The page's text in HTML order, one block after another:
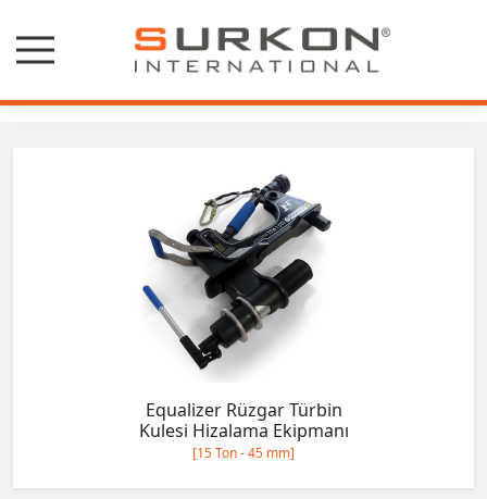
Equalizer Rüzgar Türbin
Kulesi Hizalama Ekipmanı
[15 Ton - 45 mm]